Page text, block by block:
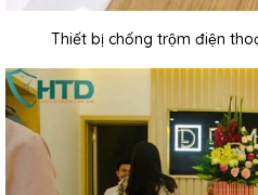
Thiết bị chống trộm điện